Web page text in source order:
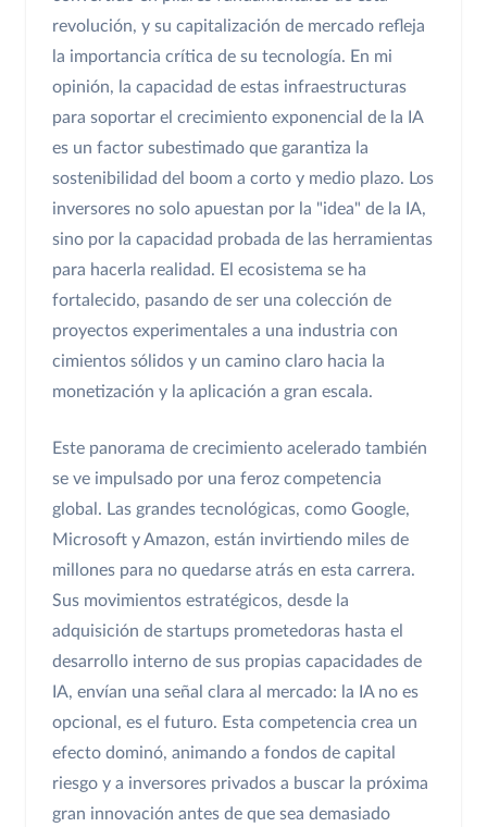
revolución, y su capitalización de mercado refleja
la importancia crítica de su tecnología. En mi
opinión, la capacidad de estas infraestructuras
para soportar el crecimiento exponencial de la IA
es un factor subestimado que garantiza la
sostenibilidad del boom a corto y medio plazo. Los
inversores no solo apuestan por la "idea" de la IA,
sino por la capacidad probada de las herramientas
para hacerla realidad. El ecosistema se ha
fortalecido, pasando de ser una colección de
proyectos experimentales a una industria con
cimientos sólidos y un camino claro hacia la
monetización y la aplicación a gran escala.
Este panorama de crecimiento acelerado también
se ve impulsado por una feroz competencia
global. Las grandes tecnológicas, como Google,
Microsoft y Amazon, están invirtiendo miles de
millones para no quedarse atrás en esta carrera.
Sus movimientos estratégicos, desde la
adquisición de startups prometedoras hasta el
desarrollo interno de sus propias capacidades de
IA, envían una señal clara al mercado: la IA no es
opcional, es el futuro. Esta competencia crea un
efecto dominó, animando a fondos de capital
riesgo y a inversores privados a buscar la próxima
gran innovación antes de que sea demasiado